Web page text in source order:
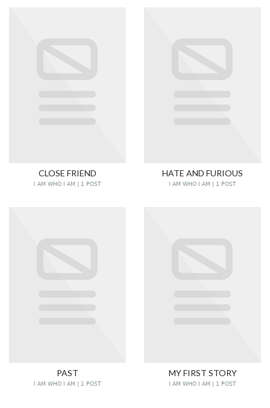
CLOSE FRIEND
I AM WHO I AM | 1 POST
HATE AND FURIOUS
I AM WHO I AM | 1 POST
PAST
I AM WHO I AM | 1 POST
MY FIRST STORY
I AM WHO I AM | 1 POST